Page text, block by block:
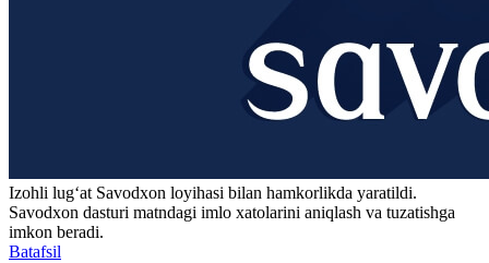
Izohli lugʻat Savodxon loyihasi bilan hamkorlikda yaratildi.
Savodxon dasturi matndagi imlo xatolarini aniqlash va tuzatishga
imkon beradi.
Batafsil